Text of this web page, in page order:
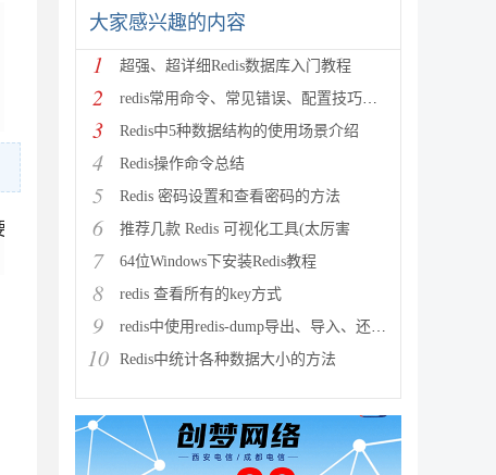
逗号隔开KEYS和ARGV参数，逗号前后至少保留1个空格
大家感兴趣的内容
1 超强、超详细Redis数据库入门教程
2 redis常用命令、常见错误、配置技巧等分享
3 Redis中5种数据结构的使用场景介绍
4 Redis操作命令总结
5 Redis 密码设置和查看密码的方法
6 推荐几款 Redis 可视化工具(太厉害
7 64位Windows下安装Redis教程
8 redis 查看所有的key方式
9 redis中使用redis-dump导出、导入、还原数据实例
10 Redis中统计各种数据大小的方法